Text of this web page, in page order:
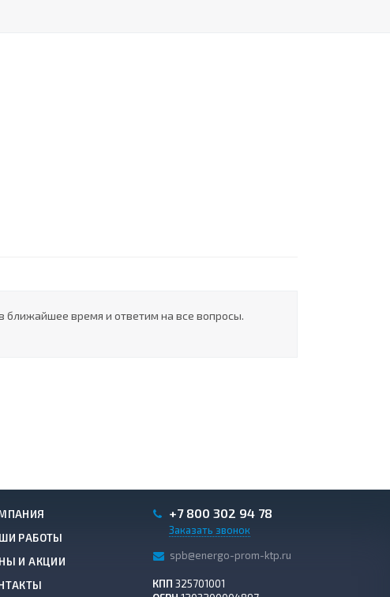
ближайшее время и ответим на все вопросы.
РАБОТЫ
И АКЦИИ
+7 800 302 94 78
Заказать звонок
spb@energo-prom-ktp.ru
КПП 325701001